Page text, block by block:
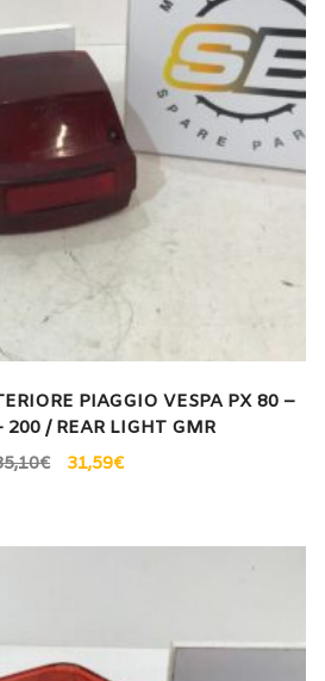
PIAGGIO VESPA PX 80 –
200 / REAR LIGHT GMR
€ 31,59€